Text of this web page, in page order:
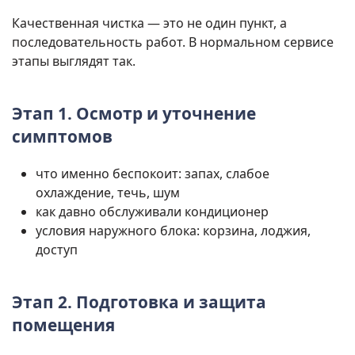
Качественная чистка — это не один пункт, а
последовательность работ. В нормальном сервисе
этапы выглядят так.
Этап 1. Осмотр и уточнение
симптомов
что именно беспокоит: запах, слабое
охлаждение, течь, шум
как давно обслуживали кондиционер
условия наружного блока: корзина, лоджия,
доступ
Этап 2. Подготовка и защита
помещения